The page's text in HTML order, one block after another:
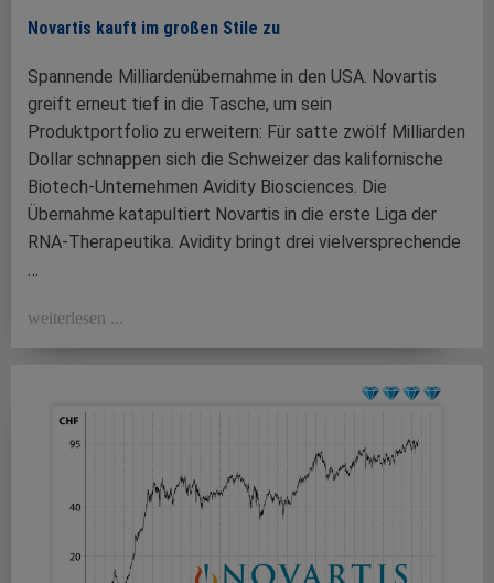
Novartis kauft im großen Stile zu
Spannende Milliardenübernahme in den USA. Novartis
greift erneut tief in die Tasche, um sein
Produktportfolio zu erweitern: Für satte zwölf Milliarden
Dollar schnappen sich die Schweizer das kalifornische
Biotech-Unternehmen Avidity Biosciences. Die
Übernahme katapultiert Novartis in die erste Liga der
RNA-Therapeutika. Avidity bringt drei vielversprechende
…
weiterlesen ...